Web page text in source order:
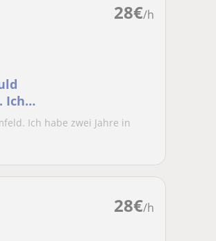
28€/h
Ich
Ich habe zwei Jahre in
28€/h